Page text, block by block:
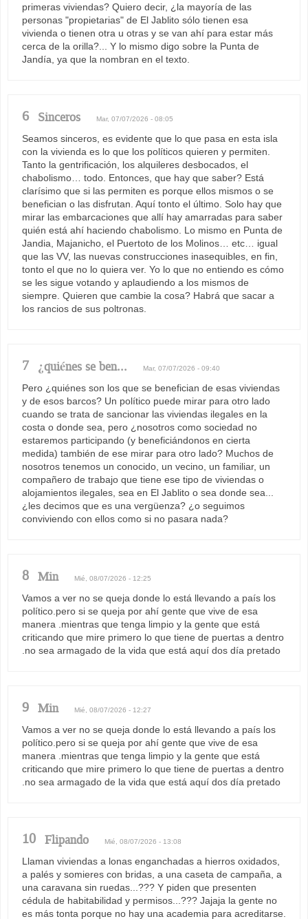
primeras viviendas? Quiero decir, ¿la mayoría de las
personas "propietarias" de El Jablito sólo tienen esa
vivienda o tienen otra u otras y se van ahí para estar más
cerca de la orilla?... Y lo mismo digo sobre la Punta de
Jandía, ya que la nombran en el texto.
6 Sinceros Mar, 07/07/2026 - 08:05
Seamos sinceros, es evidente que lo que pasa en esta isla
con la vivienda es lo que los políticos quieren y permiten.
Tanto la gentrificación, los alquileres desbocados, el
chabolismo… todo. Entonces, que hay que saber? Está
clarísimo que si las permiten es porque ellos mismos o se
benefician o las disfrutan. Aquí tonto el último. Solo hay que
mirar las embarcaciones que allí hay amarradas para saber
quién está ahí haciendo chabolismo. Lo mismo en Punta de
Jandia, Majanicho, el Puertoto de los Molinos… etc… igual
que las VV, las nuevas construcciones inasequibles, en fin,
tonto el que no lo quiera ver. Yo lo que no entiendo es cómo
se les sigue votando y aplaudiendo a los mismos de
siempre. Quieren que cambie la cosa? Habrá que sacar a
los rancios de sus poltronas.
7 ¿quiénes se ben... Mar, 07/07/2026 - 09:40
Pero ¿quiénes son los que se benefician de esas viviendas
y de esos barcos? Un político puede mirar para otro lado
cuando se trata de sancionar las viviendas ilegales en la
costa o donde sea, pero ¿nosotros como sociedad no
estaremos participando (y beneficiándonos en cierta
medida) también de ese mirar para otro lado? Muchos de
nosotros tenemos un conocido, un vecino, un familiar, un
compañero de trabajo que tiene ese tipo de viviendas o
alojamientos ilegales, sea en El Jablito o sea donde sea...
¿les decimos que es una vergüenza? ¿o seguimos
conviviendo con ellos como si no pasara nada?
8 Min Mié, 08/07/2026 - 12:25
Vamos a ver no se queja donde lo está llevando a país los
político.pero si se queja por ahí gente que vive de esa
manera .mientras que tenga limpio y la gente que está
criticando que mire primero lo que tiene de puertas a dentro
.no sea armagado de la vida que está aquí dos día pretado
9 Min Mié, 08/07/2026 - 12:27
Vamos a ver no se queja donde lo está llevando a país los
político.pero si se queja por ahí gente que vive de esa
manera .mientras que tenga limpio y la gente que está
criticando que mire primero lo que tiene de puertas a dentro
.no sea armagado de la vida que está aquí dos día pretado
10 Flipando Mié, 08/07/2026 - 13:08
Llaman viviendas a lonas enganchadas a hierros oxidados,
a palés y somieres con bridas, a una caseta de campaña, a
una caravana sin ruedas...??? Y piden que presenten
cédula de habitabilidad y permisos...??? Jajaja la gente no
es más tonta porque no hay una academia para acreditarse.